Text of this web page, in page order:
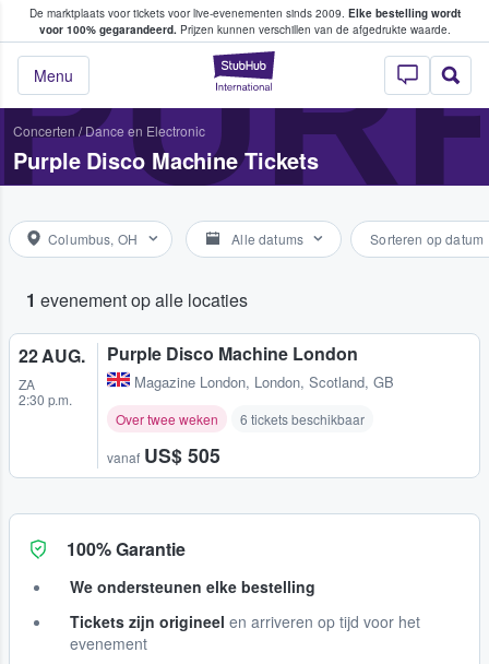
De marktplaats voor tickets voor live-evenementen sinds 2009. Elke bestelling wordt
voor 100% gegarandeerd.Prijzen kunnen verschillen van de afgedrukte waarde.
StubHub: waar
Menu
tickets kopen en verkopen
Concerten /Dance en Electronic
Purple Disco Machine Tickets
Columbus, OH Alle datums Sorteren op datum
1 evenement op alle locaties
22 AUG.
ZA
2:30 p.m.
Purple Disco Machine London
Magazine London, London, Scotland, GB
Over twee weken 6 tickets beschikbaar
vanaf US$ 505
100% Garantie
We ondersteunen elke bestelling
Tickets zijn origineel en arriveren op tijd voor het
evenement